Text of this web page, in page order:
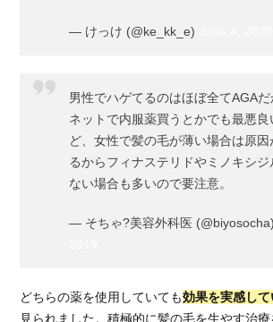
— けっけ (@ke_kk_e)
男性でハゲてるのはほぼ全てAGAだ
ネットで内服薬買うとかでも最悪良
ど、女性で髪の毛が薄い場合は原因
るからフィナステリドやミノキシジ
ない場合も多いので要注意。
— そちゃ?美容外科医 (@biyosocha)
どちらの薬を使用していても効果を実感し
見られました。積極的に髪の毛を生やす治